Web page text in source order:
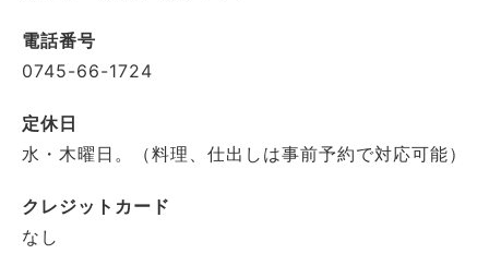
電話番号
0745-66-1724
定休日
水・木曜日。（料理、仕出しは事前予約で対応可能）
クレジットカード
なし